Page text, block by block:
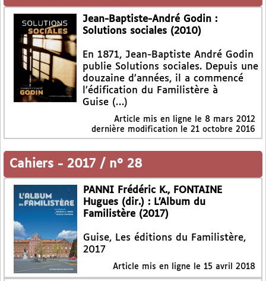
Jean-Baptiste-André Godin :
Solutions sociales (2010)
En 1871, Jean-Baptiste André Godin
publie Solutions sociales. Depuis une
douzaine d’années, il a commencé
l’édification du Familistère à
Guise (…)
Article mis en ligne le 8 mars 2012
dernière modification le 21 octobre 2016
Cahiers - 2017 / n° 28
PANNI Frédéric K., FONTAINE
Hugues (dir.) : L’Album du
Familistère (2017)
Guise, Les éditions du Familistère,
2017
Article mis en ligne le 15 avril 2018